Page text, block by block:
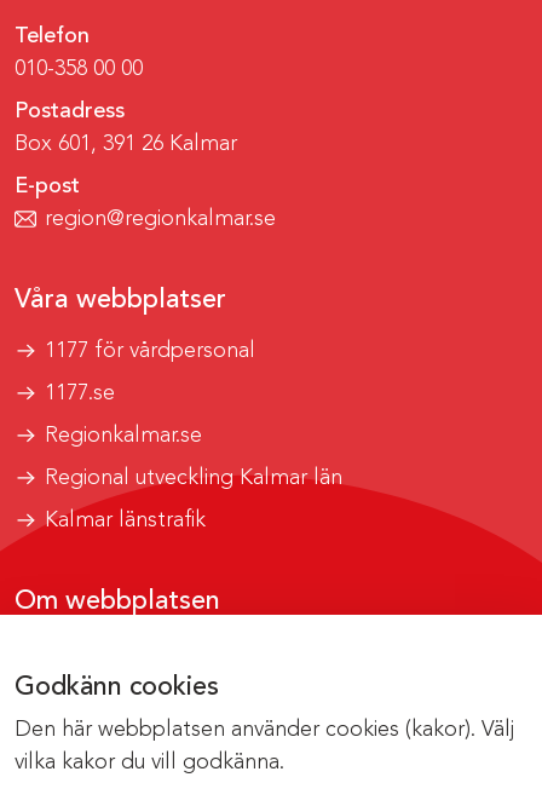
Godkänn cookies
Den här webbplatsen använder cookies (kakor). Välj
vilka kakor du vill godkänna.
Telefon
010-358 00 00
Postadress
Box 601, 391 26 Kalmar
E-post
region@regionkalmar.se
Våra webbplatser
1177 för vårdpersonal
1177.se
Regionkalmar.se
Regional utveckling Kalmar län
Kalmar länstrafik
Om webbplatsen
Om cookies
Kontakta webbredaktionen